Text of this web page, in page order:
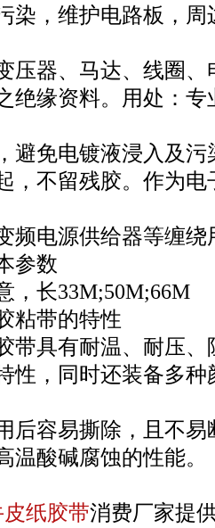
染，维护电路板，
压器、马达、线圈、
绝缘资料。用处：专
避免电镀液浸入及污
，不留残胶。作为
频电源供给器等缠绕
参数
，长33M;50M;66M
粘带的特性
带具有耐温、耐压、
性，同时还装备多种
后容易撕除，且不
温酸碱腐蚀的性能。
皮纸胶带消费厂家提